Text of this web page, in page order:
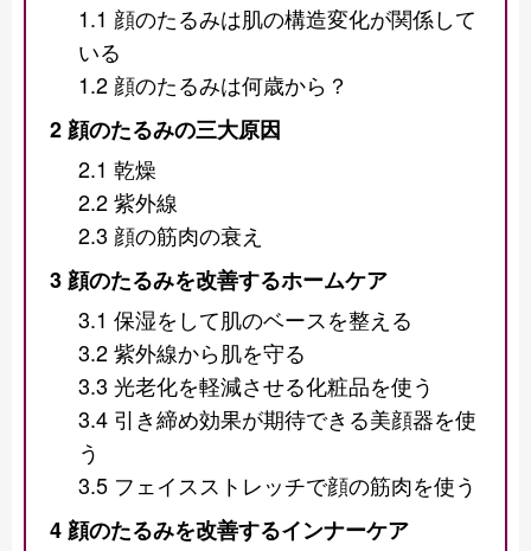
1.1 顔のたるみは肌の構造変化が関係して
いる
1.2 顔のたるみは何歳から？
2 顔のたるみの三大原因
2.1 乾燥
2.2紫外線
2.3 顔の筋肉の衰え
3 顔のたるみを改善するホームケア
3.1 保湿をして肌のベースを整える
3.2紫外線から肌を守る
3.3 光老化を軽減させる化粧品を使う
3.4 引き締め効果が期待できる美顔器を使
う
3.5 フェイスストレッチで顔の筋肉を使う
4 顔のたるみを改善するインナーケア